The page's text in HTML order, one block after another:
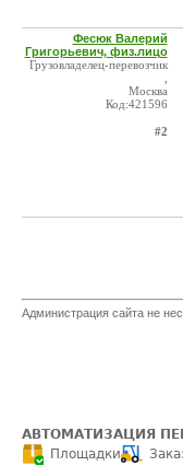
Фесюк Валерий
Григорьевич, физ.лицо
Грузовладелец-перевозчик
Москва
Код:421596
#2
Администрация сайта не
АВТОМАТИЗАЦИЯ
Площадки